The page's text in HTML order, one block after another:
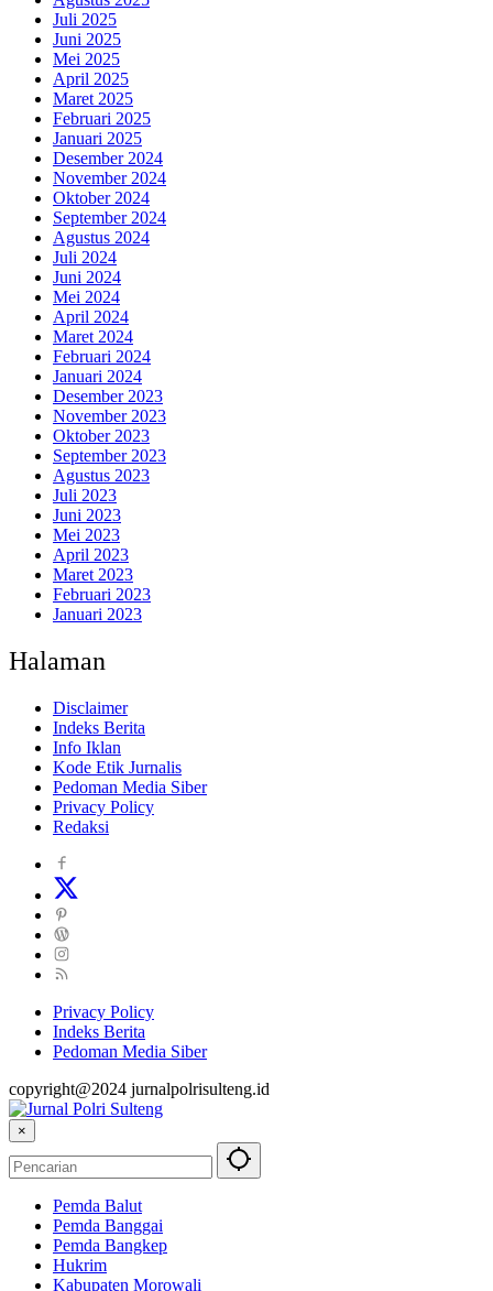
Juli 2025
Juni 2025
Mei 2025
April 2025
Maret 2025
Februari 2025
Januari 2025
Desember 2024
November 2024
Oktober 2024
September 2024
Agustus 2024
Juli 2024
Juni 2024
Mei 2024
April 2024
Maret 2024
Februari 2024
Januari 2024
Desember 2023
November 2023
Oktober 2023
September 2023
Agustus 2023
Juli 2023
Juni 2023
Mei 2023
April 2023
Maret 2023
Februari 2023
Januari 2023
Halaman
Disclaimer
Indeks Berita
Info Iklan
Kode Etik Jurnalis
Pedoman Media Siber
Privacy Policy
Redaksi
Privacy Policy
Indeks Berita
Pedoman Media Siber
copyright@2024 jurnalpolrisulteng.id
×
Pemda Balut
Pemda Banggai
Pemda Bangkep
Hukrim
Kabupaten Morowali